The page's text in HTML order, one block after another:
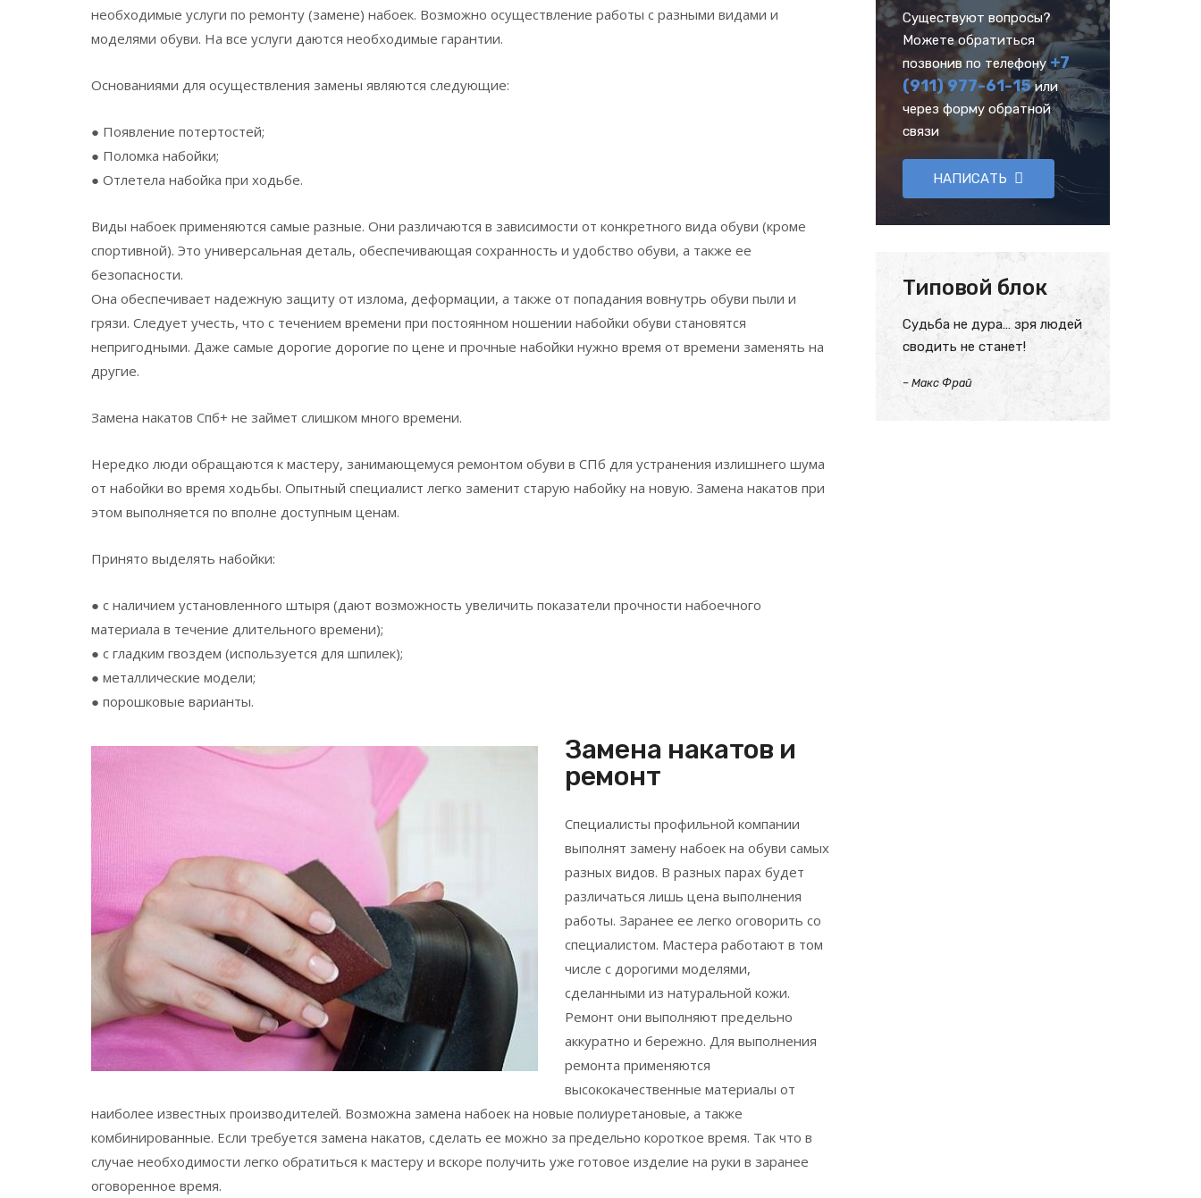
необходимые услуги по ремонту (замене) набоек. Возможно осуществление работы с разными видами и
моделями обуви. На все услуги даются необходимые гарантии.
Основаниями для осуществления замены являются следующие:
● Появление потертостей;
● Поломка набойки;
● Отлетела набойка при ходьбе.
Виды набоек применяются самые разные. Они различаются в зависимости от конкретного вида обуви (кроме
спортивной). Это универсальная деталь, обеспечивающая сохранность и удобство обуви, а также ее
безопасности.
Она обеспечивает надежную защиту от излома, деформации, а также от попадания вовнутрь обуви пыли и
грязи. Следует учесть, что с течением времени при постоянном ношении набойки обуви становятся
непригодными. Даже самые дорогие дорогие по цене и прочные набойки нужно время от времени заменять на
другие.
Замена накатов Спб+ не займет слишком много времени.
Нередко люди обращаются к мастеру, занимающемуся ремонтом обуви в СПб для устранения излишнего шума
от набойки во время ходьбы. Опытный специалист легко заменит старую набойку на новую. Замена накатов при
этом выполняется по вполне доступным ценам.
Принято выделять набойки:
● с наличием установленного штыря (дают возможность увеличить показатели прочности набоечного
материала в течение длительного времени);
● с гладким гвоздем (используется для шпилек);
● металлические модели;
● порошковые варианты.
Замена накатов и
ремонт
Специалисты профильной компании
выполнят замену набоек на обуви самых
разных видов. В разных парах будет
различаться лишь цена выполнения
работы. Заранее ее легко оговорить со
специалистом. Мастера работают в том
числе с дорогими моделями,
сделанными из натуральной кожи.
Ремонт они выполняют предельно
аккуратно и бережно. Для выполнения
ремонта применяются
высококачественные материалы от
наиболее известных производителей. Возможна замена набоек на новые полиуретановые, а также
комбинированные. Если требуется замена накатов, сделать ее можно за предельно короткое время. Так что в
случае необходимости легко обратиться к мастеру и вскоре получить уже готовое изделие на руки в заранее
оговоренное время.
Существуют вопросы?
Можете обратиться
позвонив по телефону +7
(911) 977-61-15или
через форму обратной
связи
НАПИСАТЬ
Типовой блок
Судьба не дура… зря людей
сводить не станет!
– Макс Фрай